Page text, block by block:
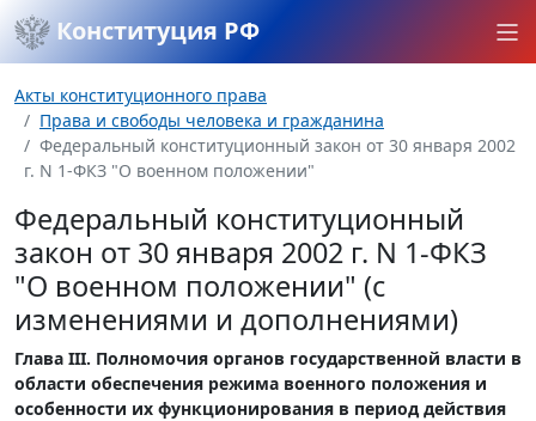
Конституция РФ
Акты конституционного права
Права и свободы человека и гражданина
Федеральный конституционный закон от 30 января 2002
г. N 1-ФКЗ "О военном положении"
Федеральный конституционный
закон от 30 января 2002 г. N 1-ФКЗ
"О военном положении" (с
изменениями и дополнениями)
Глава III. Полномочия органов государственной власти в
области обеспечения режима военного положения и
особенности их функционирования в период действия